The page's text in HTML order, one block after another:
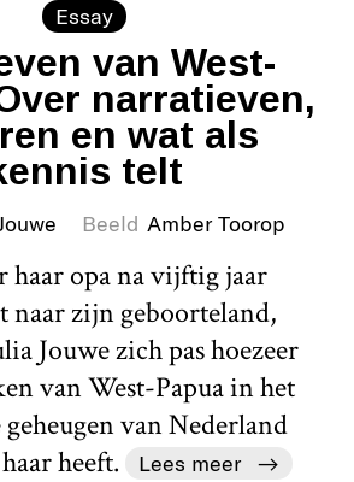
Essay
van West-
narratieven,
en wat als
telt
Beeld Amber Toorop
haar opa na vijftig jaar
naar zijn geboorteland,
Jouwe zich pas hoezeer
van West-Papua in het
van Nederland
heeft.
Lees meer